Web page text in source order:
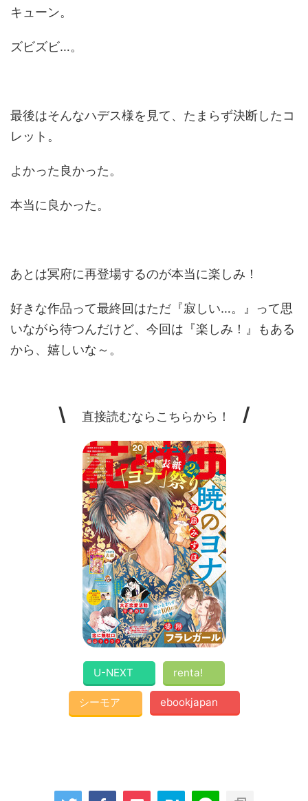
キューン。
ズビズビ…。
最後はそんなハデス様を見て、たまらず決断したコ
レット。
よかった良かった。
本当に良かった。
あとは冥府に再登場するのが本当に楽しみ！
好きな作品って最終回はただ『寂しい…。』って思
いながら待つんだけど、今回は『楽しみ！』もある
から、嬉しいな～。
\ 直接読むならこちらから！ /
U-NEXT renta!
シーモア ebookjapan